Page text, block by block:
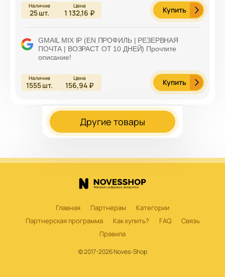
25шт. 1 132,16 ₽ Купить
GMAIL MIX IP (EN ПРОФИЛЬ | РЕЗЕРВНАЯ
ПОЧТА | ВОЗРАСТ ОТ 10 ДНЕЙ) Прочтите
описание!
1555шт. 156,94 ₽ Купить
Другие товары
Главная Партнерам
Категории
Партнерская программа
Как купить? FAQ
Связь
Правила
© 2017-2026 Noves-Shop